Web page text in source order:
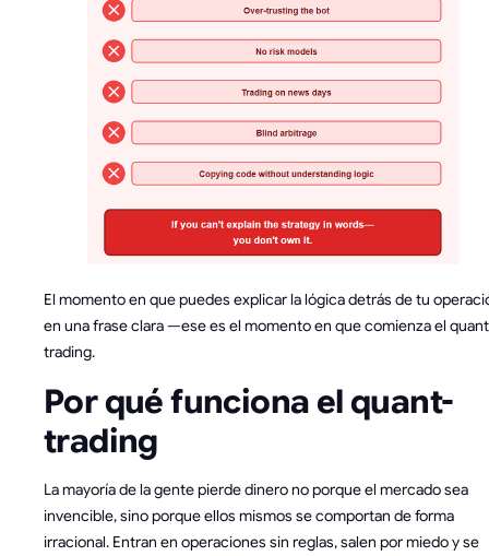
El momento en que puedes explicar la lógica detrás de tu
en una frase clara —ese es el momento en que comienza el
trading.
Por qué funciona el quant-
trading
La mayoría de la gente pierde dinero no porque el mercado sea
invencible, sino porque ellos mismos se comportan de forma
irracional. Entran en operaciones sin reglas, salen por miedo y se